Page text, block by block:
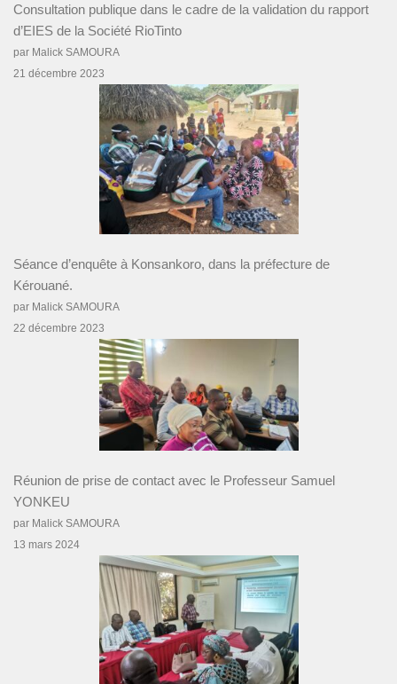
Consultation publique dans le cadre de la validation du rapport
d’EIES de la Société RioTinto
par Malick SAMOURA
21 décembre 2023
Séance d’enquête à Konsankoro, dans la préfecture de
Kérouané.
par Malick SAMOURA
22 décembre 2023
Réunion de prise de contact avec le Professeur Samuel
YONKEU
par Malick SAMOURA
13 mars 2024